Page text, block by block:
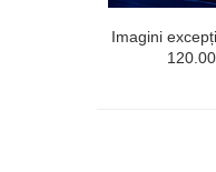
Imagini